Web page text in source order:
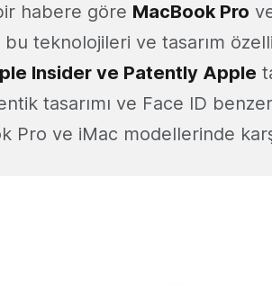
habere göre MacBook Pro
teknolojileri ve tasarım
Insider ve Patently Apple
tasarımı ve Face ID
Pro ve iMac modellerinde